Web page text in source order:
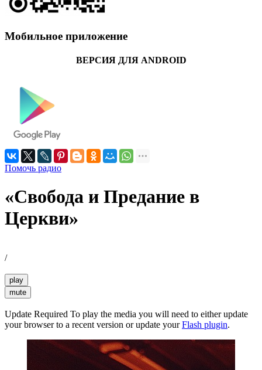
Мобильное приложение
ВЕРСИЯ ДЛЯ ANDROID
Помочь радио
«Свобода и Предание в
Церкви»
/
play
mute
Update Required To play the media you will need to either update
your browser to a recent version or update yourFlash plugin.